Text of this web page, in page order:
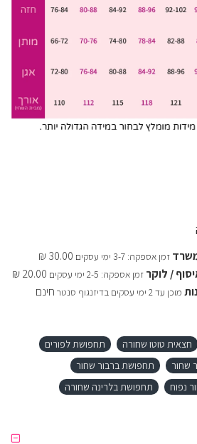
זמן אספקה: 3-7 ימי עסקים
30.00 ₪
/ לוקר זמן אספקה: 2-5 ימי עסקים
20.00 ₪
מוכן עד 2 ימי עסקים בדיזנגוף סנטר חינם
חצאית טוטו שחורה
תחפושת לפורים
שחור
תחפושת ברבור שחור
נפוח
תחפושת בלרינה שחורה